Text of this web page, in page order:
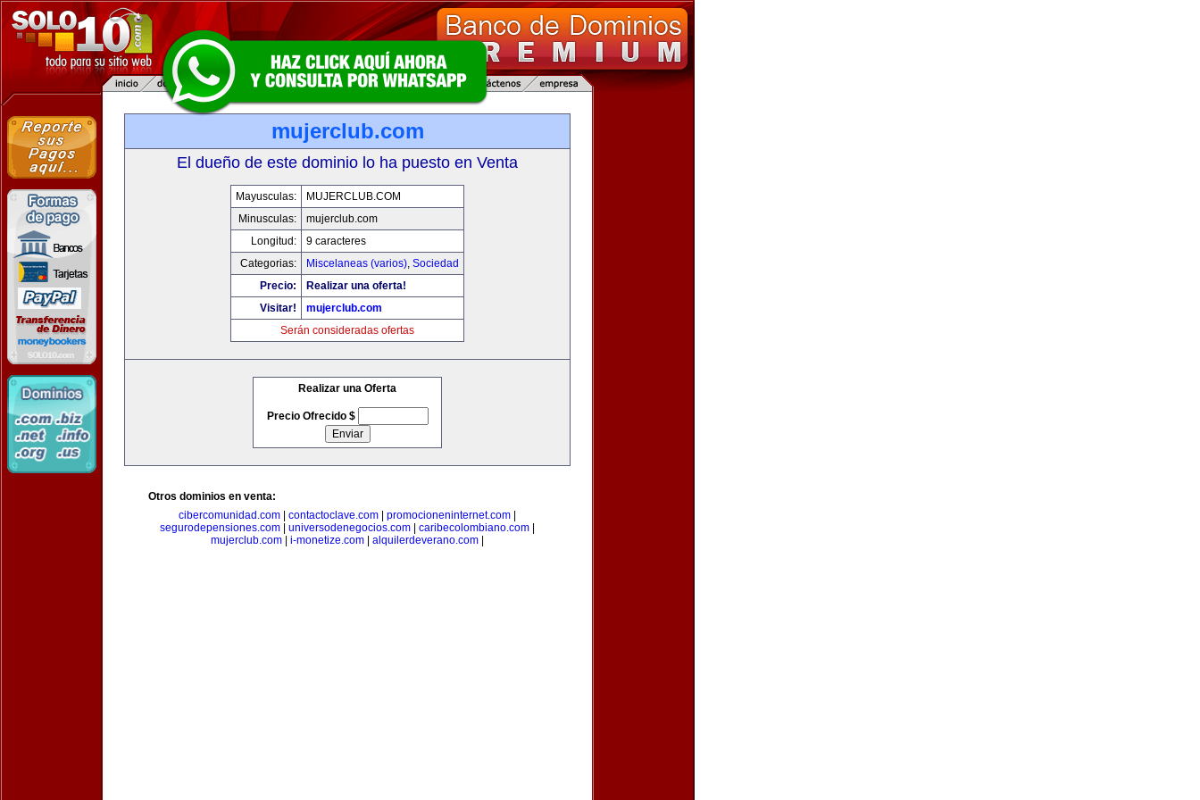
mujerclub.com
El dueño de este dominio lo ha puesto en Venta
Mayusculas:
MUJERCLUB.COM
Minusculas:
mujerclub.com
Longitud:
9 caracteres
Categorias:
Miscelaneas (varios), Sociedad
Precio:
Realizar una oferta!
Visitar!
mujerclub.com
Serán consideradas ofertas
Realizar una Oferta
Precio Ofrecido $
Otros dominios en venta:
cibercomunidad.com
contactoclave.com promocioneninternet.com
segurodepensiones.com
universodenegocios.com caribecolombiano.com
mujerclub.com
i-monetize.com alquilerdeverano.com